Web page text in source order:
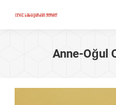
Anne-Oğul